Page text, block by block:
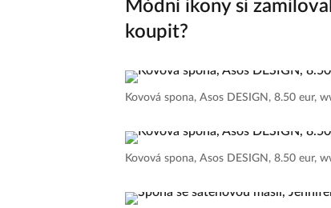
Módní ikony si
koupit?
Kovová spona, Asos DESIGN, 8.50 eur,
Kovová spona, Asos DESIGN, 8.50 eur,